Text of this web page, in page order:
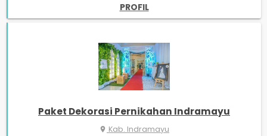
PROFIL
Paket Dekorasi Pernikahan Indramayu
place Kab. Indramayu